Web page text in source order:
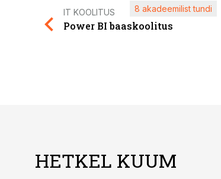
IT KOOLITUS
Power BI baaskoolitus
8 akadeemilist tundi
HETKEL KUUM